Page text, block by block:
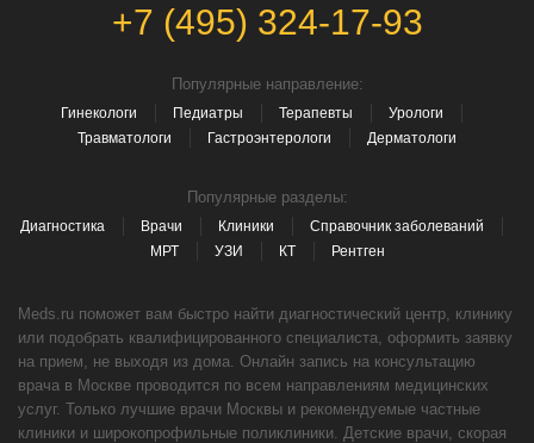
+7 (495) 324-17-93
Популярные направление:
Гинекологи Педиатры Терапевты
Урологи
Травматологи
Гастроэнтерологи Дерматологи
Популярные разделы:
Диагностика Врачи Клиники
Справочник заболеваний
МРТ
УЗИ КТ Рентген
Meds.ru поможет вам быстро найти диагностический центр, клинику
или подобрать квалифицированного специалиста, оформить заявку
на прием, не выходя из дома. Онлайн запись на консультацию
врача в Москве проводится по всем направлениям медицинских
услуг. Только лучшие врачи Москвы и рекомендуемые частные
клиники и широкопрофильные поликлиники. Детские врачи, скорая